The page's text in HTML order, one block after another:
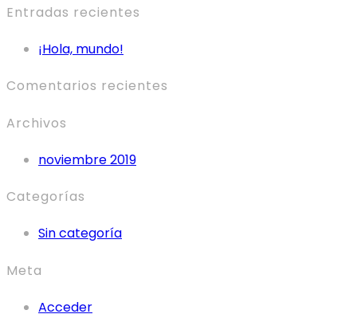
Entradas recientes
¡Hola, mundo!
Comentarios recientes
Archivos
noviembre 2019
Categorías
Sin categoría
Meta
Acceder